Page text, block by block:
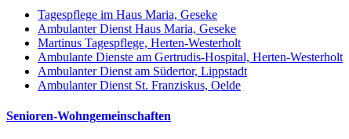
Tagespflege im Haus Maria, Geseke
Ambulanter Dienst Haus Maria, Geseke
Martinus Tagespflege, Herten-Westerholt
Ambulante Dienste am Gertrudis-Hospital, Herten-Westerholt
Ambulanter Dienst am Südertor, Lippstadt
Ambulanter Dienst St. Franziskus, Oelde
Senioren-Wohngemeinschaften